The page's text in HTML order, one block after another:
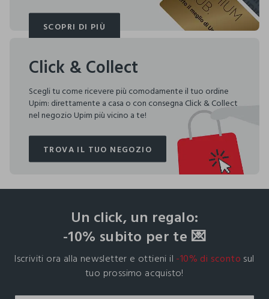
SCOPRI DI PIÙ
SCOPRI DI PIÙ
Click & Collect
Scegli tu come ricevere più comodamente il tuo ordine
Upim: direttamente a casa o con consegna Click & Collect
nel negozio Upim più vicino a te!
TROVA IL TUO NEGOZIO
TROVA IL TUO NEGOZIO
footer.ariatitle
Un click, un regalo:
-10% subito per te 💌
Iscriviti ora alla newsletter e ottieni il -10% di sconto sul
tuo prossimo acquisto!